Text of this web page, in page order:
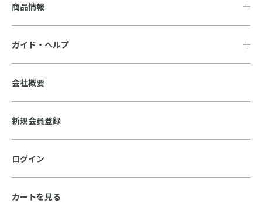
商品情報
ガイド・ヘルプ
会社概要
新規会員登録
ログイン
カートを見る